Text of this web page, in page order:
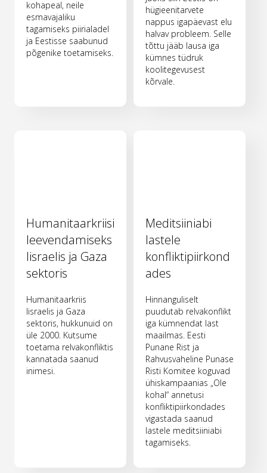
kohapeal, neile
esmavajaliku
tagamiseks piirialadel
ja Eestisse saabunud
põgenike toetamiseks.
hügieenitarvete
nappus igapäevast elu
halvav probleem. Selle
tõttu jääb lausa iga
kümnes tüdruk
koolitegevusest
kõrvale.
Humanitaarkriisi
leevendamiseks
Iisraelis ja Gaza
sektoris
Humanitaarkriis
Iisraelis ja Gaza
sektoris, hukkunuid on
üle 2000. Kutsume
toetama relvakonfliktis
kannatada saanud
inimesi.
Meditsiiniabi
lastele
konfliktipiirkond
ades
Hinnanguliselt
puudutab relvakonflikt
iga kümnendat last
maailmas. Eesti
Punane Rist ja
Rahvusvaheline Punase
Risti Komitee koguvad
ühiskampaanias „Ole
kohal“ annetusi
konfliktipiirkondades
vigastada saanud
lastele meditsiiniabi
tagamiseks.